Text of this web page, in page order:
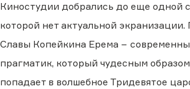
Киностудии добрались до еще одной
которой нет актуальной экранизации.
Славы Копейкина Ерема −
прагматик, который чудесным образом
попадает в волшебное Тридевятое